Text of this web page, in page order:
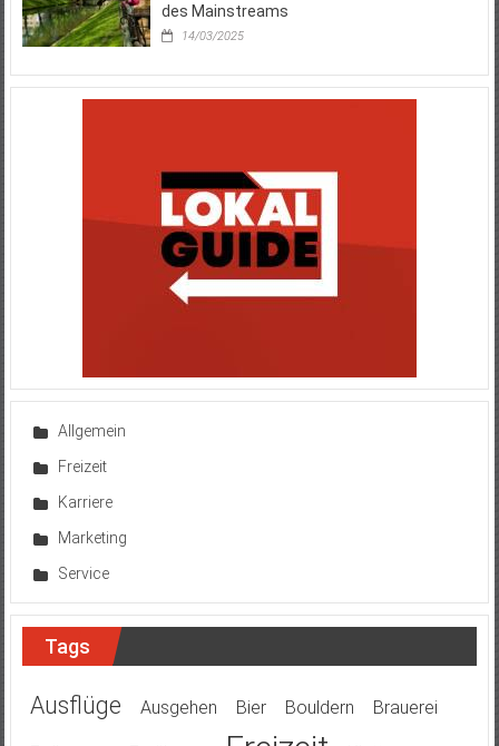
des Mainstreams
14/03/2025
Allgemein
Freizeit
Karriere
Marketing
Service
Tags
Ausflüge Ausgehen Bier Bouldern Brauerei